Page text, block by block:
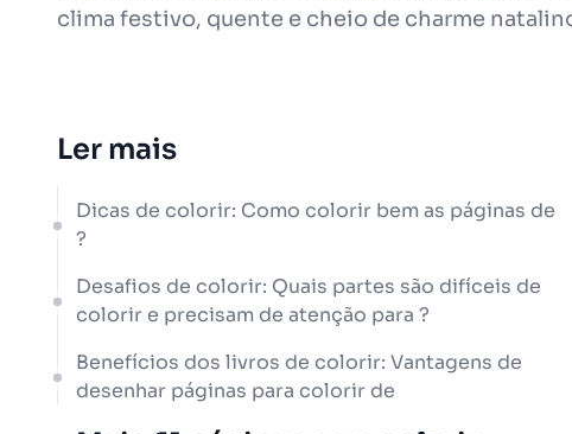
clima festivo, quente e cheio de charme
Ler mais
Dicas de colorir: Como colorir bem as páginas de
?
Desafios de colorir: Quais partes são difíceis de
colorir e precisam de atenção para ?
Benefícios dos livros de colorir: Vantagens de
desenhar páginas para colorir de